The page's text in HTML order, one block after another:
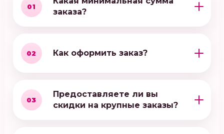
01
заказа?
02 Как оформить заказ?
03
Предоставляете ли вы
скидки на крупные заказы?